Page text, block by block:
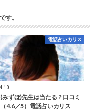
す。
電話占いカリス
みずほ)先生は当たる？口コミ
4.6／5）電話占いカリス